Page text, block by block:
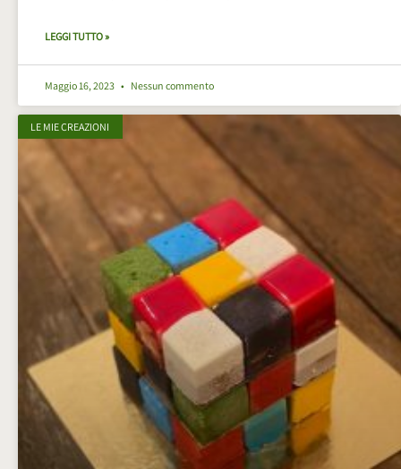
LEGGI TUTTO »
Maggio 16, 2023 Nessun commento
LE MIE CREAZIONI